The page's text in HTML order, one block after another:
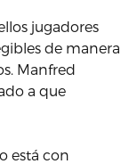
jugadores
de manera
Manfred
a que
está con